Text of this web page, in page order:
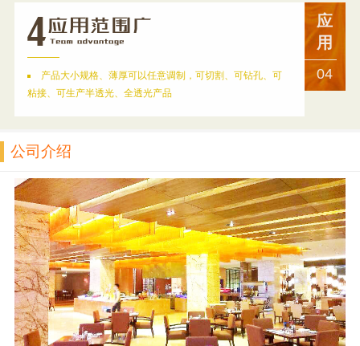
应
用
04
产品大小规格、薄厚可以任意调制，可切割、可钻孔、可
粘接、可生产半透光、全透光产品
公司介绍